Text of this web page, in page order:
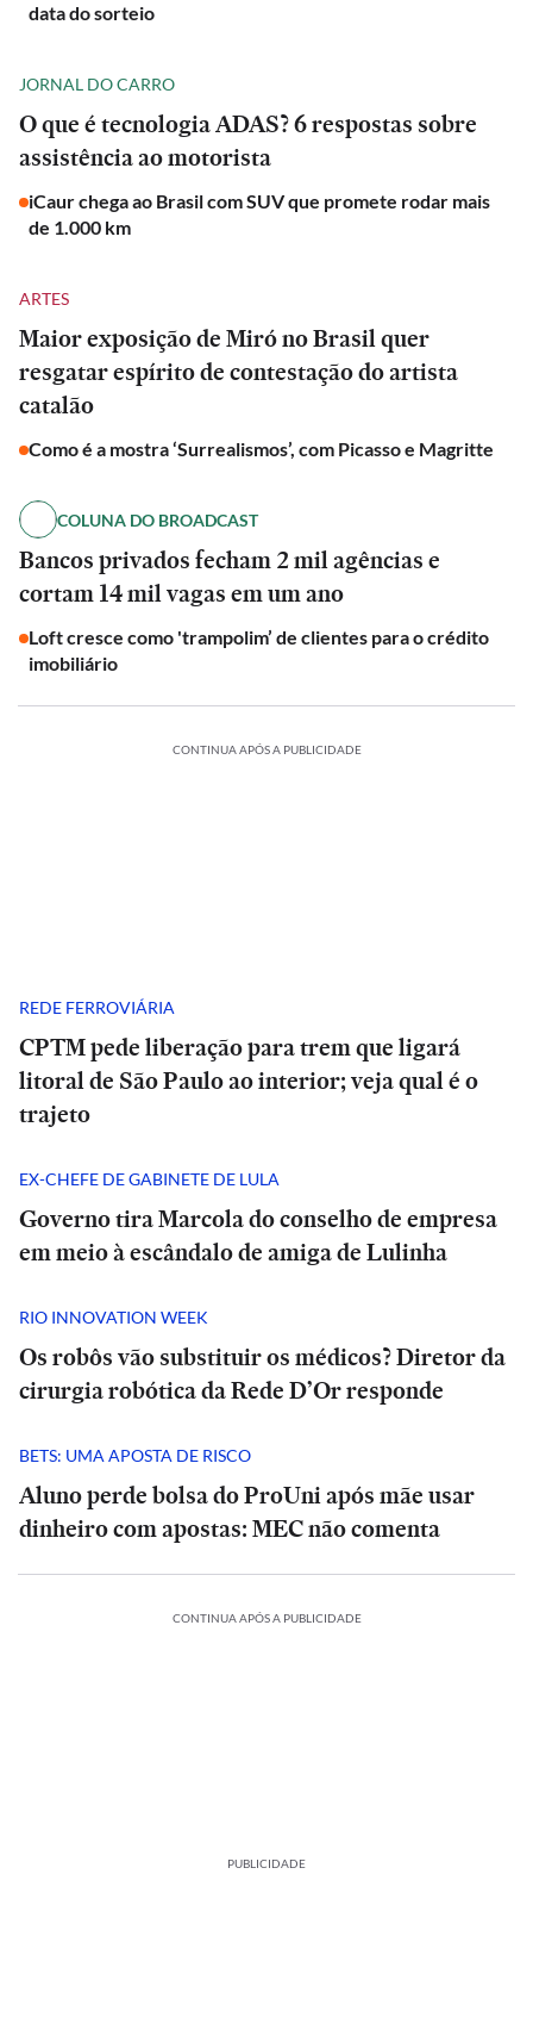
data do sorteio
JORNAL DO CARRO
O que é tecnologia ADAS? 6 respostas sobre
assistência ao motorista
iCaur chega ao Brasil com SUV que promete rodar mais
de 1.000 km
ARTES
Maior exposição de Miró no Brasil quer
resgatar espírito de contestação do artista
catalão
Como é a mostra ‘Surrealismos’, com Picasso e Magritte
COLUNA DO BROADCAST
Bancos privados fecham 2 mil agências e
cortam 14 mil vagas em um ano
Loft cresce como 'trampolim’ de clientes para o crédito
imobiliário
CONTINUA APÓS A PUBLICIDADE
REDE FERROVIÁRIA
CPTM pede liberação para trem que ligará
litoral de São Paulo ao interior; veja qual é o
trajeto
EX-CHEFE DE GABINETE DE LULA
Governo tira Marcola do conselho de empresa
em meio à escândalo de amiga de Lulinha
RIO INNOVATION WEEK
Os robôs vão substituir os médicos? Diretor da
cirurgia robótica da Rede D’Or responde
BETS: UMA APOSTA DE RISCO
Aluno perde bolsa do ProUni após mãe usar
dinheiro com apostas: MEC não comenta
CONTINUA APÓS A PUBLICIDADE
PUBLICIDADE